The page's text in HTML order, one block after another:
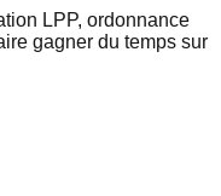
LPP, ordonnance
gagner du temps sur